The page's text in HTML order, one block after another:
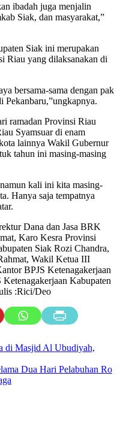
ibadah juga menjalin
Siak, dan masyarakat,”
Siak ini merupakan
Riau yang dilaksanakan di
bersama-sama dengan pak
Pekanbaru,”ungkapnya.
ramadan Provinsi Riau
Syamsuar di enam
lainnya Wakil Gubernur
tahun ini masing-masing
kali ini kita masing-
Hanya saja tempatnya
Dana dan Jasa BRK
Karo Kesra Provinsi
Siak Rozi Chandra,
Wakil Ketua III
BPJS Ketenagakerjaan
Kabupaten
:Rici/Deo
di Masjid Al Ubudiyah,
Dua Hari Pelabuhan Ro